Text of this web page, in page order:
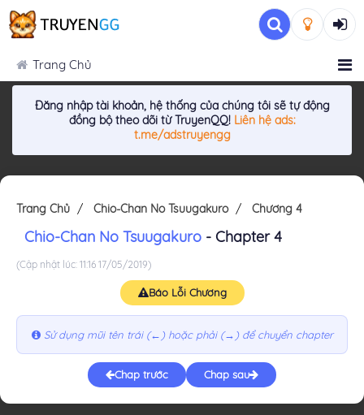
Trang Chủ
Đăng nhập tài khoản, hệ thống của chúng tôi sẽ tự động
đồng bộ theo dõi từ TruyenQQ! Liên hệ ads:
t.me/adstruyengg
Trang Chủ Chio-Chan No Tsuugakuro Chương 4
Chio-Chan No Tsuugakuro - Chapter 4
(Cập nhật lúc: 11:16 17/05/2019)
Báo Lỗi Chương
Sử dụng mũi tên trái (←) hoặc phải (→) để chuyển chapter
Chap trước Chap sau